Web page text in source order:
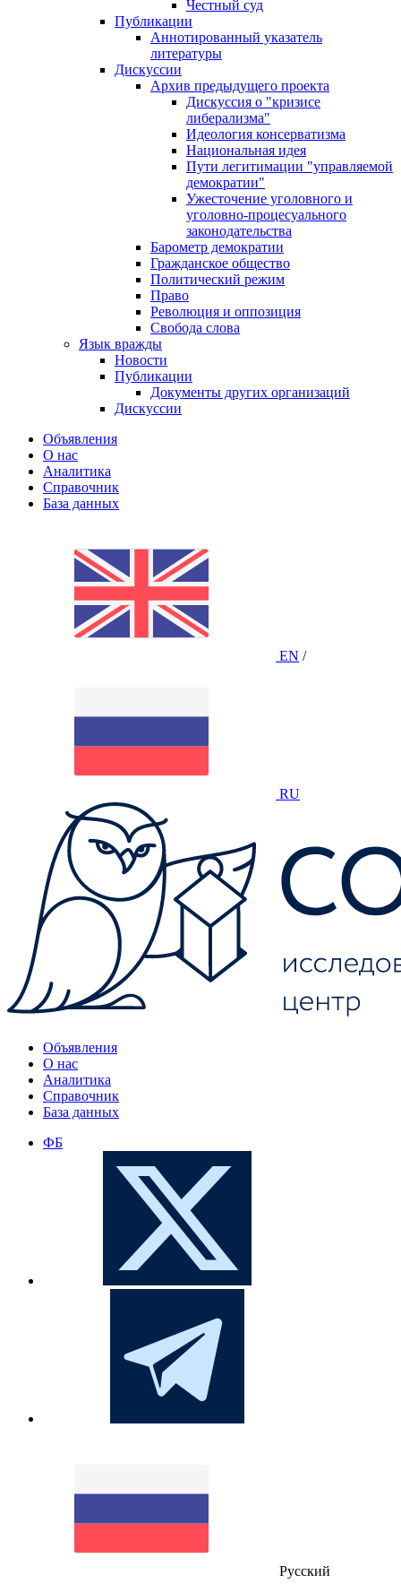
Честный суд
Публикации
Аннотированный указатель
литературы
Дискуссии
Архив предыдущего проекта
Дискуссия о "кризисе
либерализма"
Идеология консерватизма
Национальная идея
Пути легитимации "управляемой
демократии"
Ужесточение уголовного и
уголовно-процесуального
законодательства
Барометр демократии
Гражданское общество
Политический режим
Право
Революция и оппозиция
Свобода слова
Язык вражды
Новости
Публикации
Документы других организаций
Дискуссии
Объявления
О нас
Аналитика
Справочник
База данных
EN /
RU
Объявления
О нас
Аналитика
Справочник
База данных
ФБ
Русский